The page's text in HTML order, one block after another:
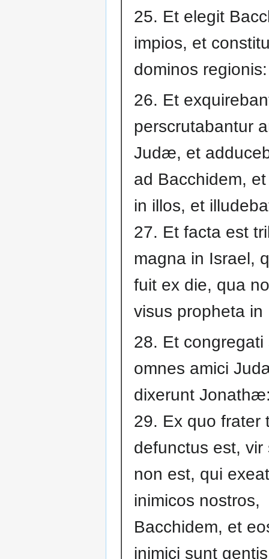
25. Et elegit
impios, et
dominos regionis:
26. Et
perscrutabantur
Judæ, et
ad Bacchidem,
in illos, et
27. Et facta est
magna in Israel,
fuit ex die, qua
visus propheta in
28. Et congregati
omnes amici
dixerunt
29. Ex quo frater
defunctus est, vir
non est, qui
inimicos nostros,
Bacchidem, et
inimici sunt